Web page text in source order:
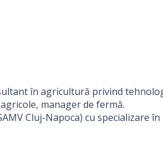
în agricultură privind
manager de fermă.
Cluj-Napoca) cu specializare